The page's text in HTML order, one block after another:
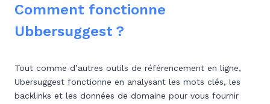
Comment fonctionne
Ubbersuggest ?
Tout comme d’autres outils de référencement en ligne,
Ubersuggest fonctionne en analysant les mots clés, les
backlinks et les données de domaine pour vous fournir